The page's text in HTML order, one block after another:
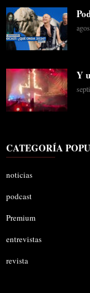
Y
CATEGORÍA
noticias
podcast
Premium
entrevistas
revista